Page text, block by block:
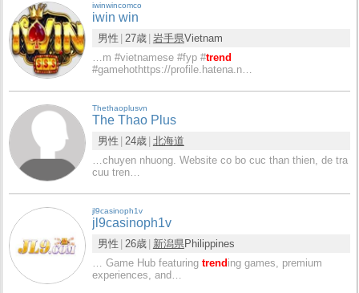
iwinwincomco
iwin win
男性 27歳 岩手県Vietnam
…m #vietnamese #fyp #trend
#gamehothttps://profile.hatena.n…
Thethaoplusvn
The Thao Plus
男性 24歳 北海道
…chuyen nhuong. Website co bo cuc than thien, de tra
cuu tren…
jl9casinoph1v
jl9casinoph1v
男性 26歳 新潟県Philippines
… Game Hub featuringtrend ing games, premium
experiences, and…